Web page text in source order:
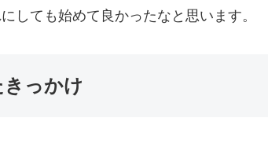
しても始めて良かったなと思います。
っかけ